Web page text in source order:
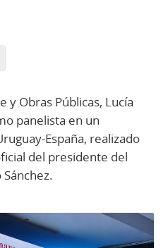
y Obras Públicas, Lucía
panelista en un
España, realizado
del presidente del